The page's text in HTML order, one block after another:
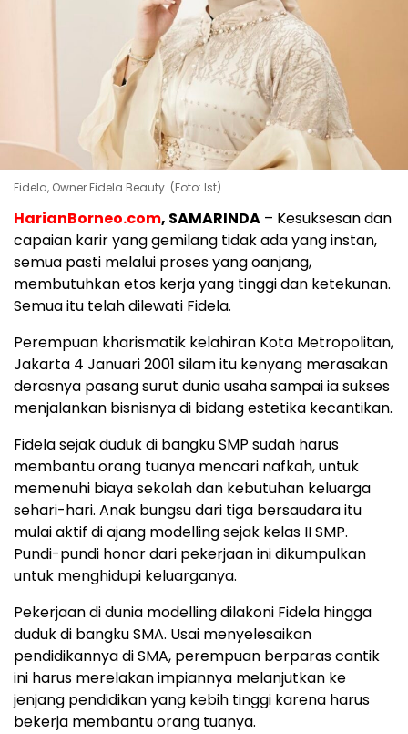
Fidela, Owner Fidela Beauty. (Foto: Ist)
HarianBorneo.com, SAMARINDA – Kesuksesan dan
capaian karir yang gemilang tidak ada yang instan,
semua pasti melalui proses yang oanjang,
membutuhkan etos kerja yang tinggi dan ketekunan.
Semua itu telah dilewati Fidela.
Perempuan kharismatik kelahiran Kota Metropolitan,
Jakarta 4 Januari 2001 silam itu kenyang merasakan
derasnya pasang surut dunia usaha sampai ia sukses
menjalankan bisnisnya di bidang estetika kecantikan.
Fidela sejak duduk di bangku SMP sudah harus
membantu orang tuanya mencari nafkah, untuk
memenuhi biaya sekolah dan kebutuhan keluarga
sehari-hari. Anak bungsu dari tiga bersaudara itu
mulai aktif di ajang modelling sejak kelas II SMP.
Pundi-pundi honor dari pekerjaan ini dikumpulkan
untuk menghidupi keluarganya.
Pekerjaan di dunia modelling dilakoni Fidela hingga
duduk di bangku SMA. Usai menyelesaikan
pendidikannya di SMA, perempuan berparas cantik
ini harus merelakan impiannya melanjutkan ke
jenjang pendidikan yang kebih tinggi karena harus
bekerja membantu orang tuanya.